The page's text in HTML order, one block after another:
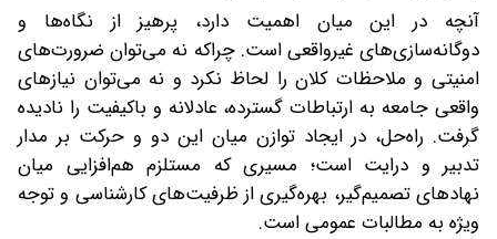
آنچه در این میان اهمیت دارد، پرهیز از نگاه‌ها و
دوگانه‌سازی‌های غیرواقعی است. چراکه نه می‌توان ضرورت‌های
امنیتی و ملاحظات کلان را لحاظ نکرد و نه می‌توان نیازهای
واقعی جامعه به ارتباطات گسترده، عادلانه و باکیفیت را نادیده
گرفت. راه‌حل، در ایجاد توازن میان این دو و حرکت بر مدار
تدبیر و درایت است؛ مسیری که مستلزم هم‌افزایی میان
نهادهای تصمیم‌گیر، بهره‌گیری از ظرفیت‌های کارشناسی و توجه
ویژه به مطالبات عمومی است.